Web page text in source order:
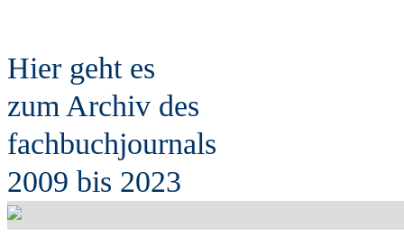
Hier geht es
zum Archiv des
fachbuchjournals
2009 bis 2023